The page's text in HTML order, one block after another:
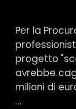
Per la
progetto
avrebbe
milioni di
…